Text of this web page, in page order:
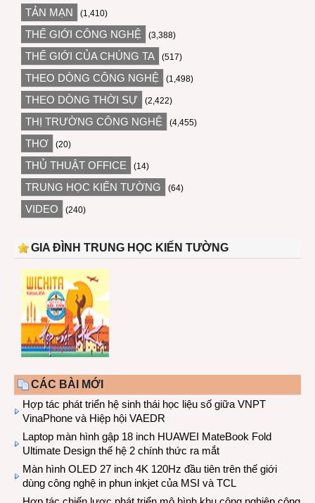
TẢN MẠN (1,410)
THẾ GIỚI CÔNG NGHỆ (3,388)
THẾ GIỚI CỦA CHÚNG TA (517)
THEO DÒNG CÔNG NGHỆ (1,498)
THEO DÒNG THỜI SỰ (2,422)
THỊ TRƯỜNG CÔNG NGHỆ (4,455)
THƠ (20)
THỦ THUẬT OFFICE (14)
TRUNG HỌC KIẾN TƯỜNG (64)
VIDEO (240)
GIA ĐÌNH TRUNG HỌC KIẾN TƯỜNG
CÁC BÀI MỚI
Hợp tác phát triển hệ sinh thái học liệu số giữa VNPT
VinaPhone và Hiệp hội VAEDR
Laptop màn hình gập 18 inch HUAWEI MateBook Fold
Ultimate Design thế hệ 2 chính thức ra mắt
Màn hình OLED 27 inch 4K 120Hz đầu tiên trên thế giới
dùng công nghệ in phun inkjet của MSI và TCL